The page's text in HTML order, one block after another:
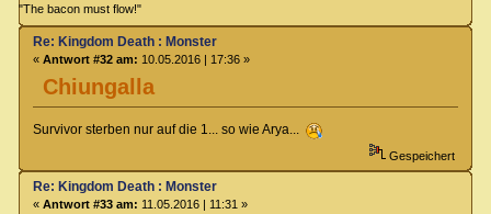
"The bacon must flow!"
Chiungalla
Re: Kingdom Death : Monster
« Antwort #32 am: 10.05.2016 | 17:36 »
Survivor sterben nur auf die 1... so wie Arya...
Gespeichert
Re: Kingdom Death : Monster
« Antwort #33 am: 11.05.2016 | 11:31 »